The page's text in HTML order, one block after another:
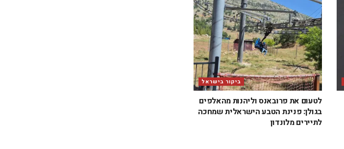
ביקור בישראל
לטעום את פרובאנס וליהנות מהאלפים
בגולן: פנינת הטבע הישראלית שמחכה
לתיירים מלונדון